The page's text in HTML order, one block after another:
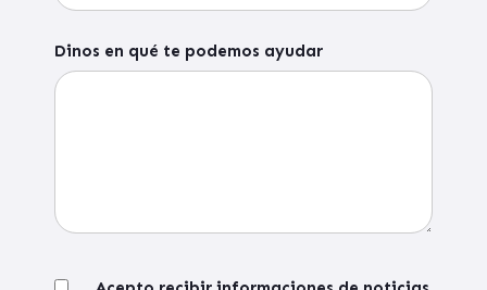
Dinos en qué te podemos ayudar